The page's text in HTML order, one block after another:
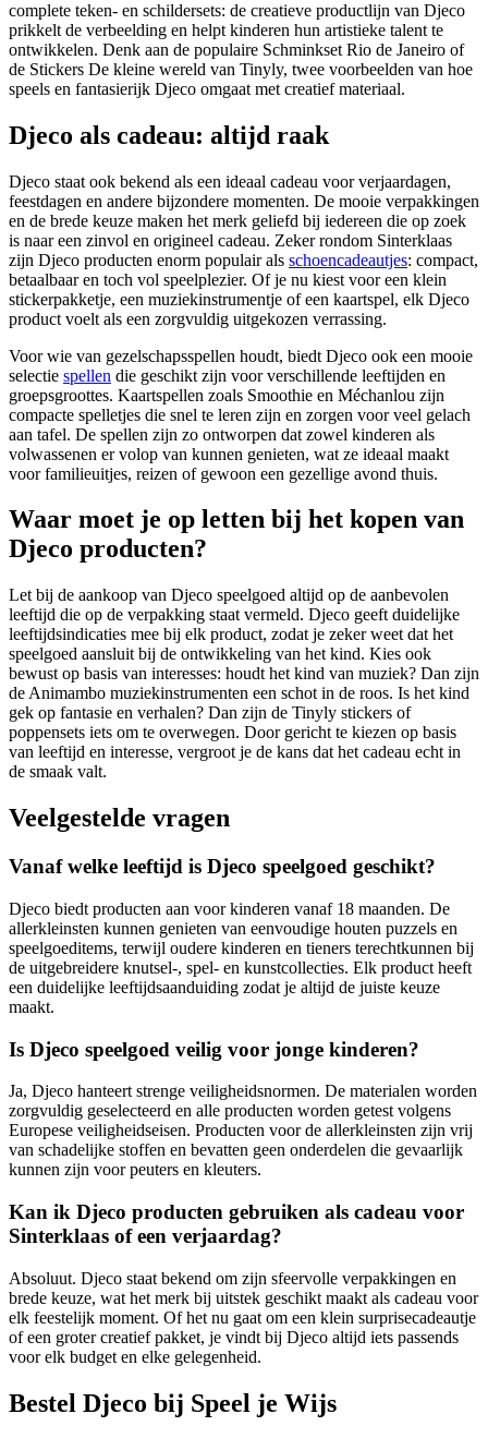
complete teken- en schildersets: de creatieve productlijn van Djeco
prikkelt de verbeelding en helpt kinderen hun artistieke talent te
ontwikkelen. Denk aan de populaire Schminkset Rio de Janeiro of
de Stickers De kleine wereld van Tinyly, twee voorbeelden van hoe
speels en fantasierijk Djeco omgaat met creatief materiaal.
Djeco als cadeau: altijd raak
Djeco staat ook bekend als een ideaal cadeau voor verjaardagen,
feestdagen en andere bijzondere momenten. De mooie verpakkingen
en de brede keuze maken het merk geliefd bij iedereen die op zoek
is naar een zinvol en origineel cadeau. Zeker rondom Sinterklaas
zijn Djeco producten enorm populair als schoencadeautjes: compact,
betaalbaar en toch vol speelplezier. Of je nu kiest voor een klein
stickerpakketje, een muziekinstrumentje of een kaartspel, elk Djeco
product voelt als een zorgvuldig uitgekozen verrassing.
Voor wie van gezelschapsspellen houdt, biedt Djeco ook een mooie
selectie spellen die geschikt zijn voor verschillende leeftijden en
groepsgroottes. Kaartspellen zoals Smoothie en Méchanlou zijn
compacte spelletjes die snel te leren zijn en zorgen voor veel gelach
aan tafel. De spellen zijn zo ontworpen dat zowel kinderen als
volwassenen er volop van kunnen genieten, wat ze ideaal maakt
voor familieuitjes, reizen of gewoon een gezellige avond thuis.
Waar moet je op letten bij het kopen van
Djeco producten?
Let bij de aankoop van Djeco speelgoed altijd op de aanbevolen
leeftijd die op de verpakking staat vermeld. Djeco geeft duidelijke
leeftijdsindicaties mee bij elk product, zodat je zeker weet dat het
speelgoed aansluit bij de ontwikkeling van het kind. Kies ook
bewust op basis van interesses: houdt het kind van muziek? Dan zijn
de Animambo muziekinstrumenten een schot in de roos. Is het kind
gek op fantasie en verhalen? Dan zijn de Tinyly stickers of
poppensets iets om te overwegen. Door gericht te kiezen op basis
van leeftijd en interesse, vergroot je de kans dat het cadeau echt in
de smaak valt.
Veelgestelde vragen
Vanaf welke leeftijd is Djeco speelgoed geschikt?
Djeco biedt producten aan voor kinderen vanaf 18 maanden. De
allerkleinsten kunnen genieten van eenvoudige houten puzzels en
speelgoeditems, terwijl oudere kinderen en tieners terechtkunnen bij
de uitgebreidere knutsel-, spel- en kunstcollecties. Elk product heeft
een duidelijke leeftijdsaanduiding zodat je altijd de juiste keuze
maakt.
Is Djeco speelgoed veilig voor jonge kinderen?
Ja, Djeco hanteert strenge veiligheidsnormen. De materialen worden
zorgvuldig geselecteerd en alle producten worden getest volgens
Europese veiligheidseisen. Producten voor de allerkleinsten zijn vrij
van schadelijke stoffen en bevatten geen onderdelen die gevaarlijk
kunnen zijn voor peuters en kleuters.
Kan ik Djeco producten gebruiken als cadeau voor
Sinterklaas of een verjaardag?
Absoluut. Djeco staat bekend om zijn sfeervolle verpakkingen en
brede keuze, wat het merk bij uitstek geschikt maakt als cadeau voor
elk feestelijk moment. Of het nu gaat om een klein surprisecadeautje
of een groter creatief pakket, je vindt bij Djeco altijd iets passends
voor elk budget en elke gelegenheid.
Bestel Djeco bij Speel je Wijs